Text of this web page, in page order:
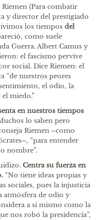
Riemen (Para combatir
y director del prestigiado
los tiempos del
como suele
Guerra. Albert Camus y
el fascismo pervive
social. Dice Riemen: el
“de nuestros peores
el odio, la
miedo.”
en nuestros tiempos
lo saben pero
Riemen –como
“para entender
nombre”.
Centra su fuerza en
“No tiene ideas propias y
sociales, pues la injusticia
atmósfera de odio y
a sí mismo como la
nos robó la presidencia”,